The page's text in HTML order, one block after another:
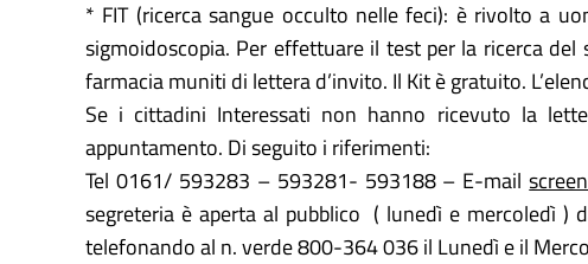
* FIT (ricerca sangue occulto nelle feci): è rivolto a
sigmoidoscopia. Per effettuare il test per la ricerca del
farmacia muniti di lettera d’invito. Il Kit è gratuito.
Se i cittadini Interessati non hanno ricevuto la
appuntamento. Di seguito i riferimenti:
Tel 0161/ 593283 – 593281- 593188 – E-mail
segreteria è aperta al pubblico ( lunedì e mercoledì
telefonando al n. verde 800-364 036 il Lunedì e il